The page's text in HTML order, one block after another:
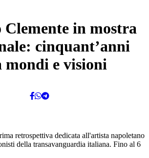
Clemente in mostra
cinquant’anni
e visioni
retrospettiva dedicata all'artista napoletano
della transavanguardia italiana. Fino al 6